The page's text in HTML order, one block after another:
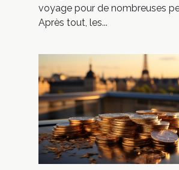
voyage pour de nombreuses
Après tout, les...